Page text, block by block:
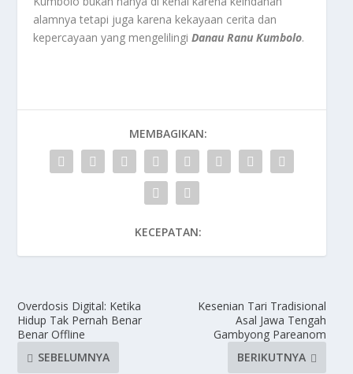
alamnya tetapi juga karena kekayaan cerita dan
kepercayaan yang mengelilingiDanau Ranu Kumbolo.
MEMBAGIKAN:
KECEPATAN:
Overdosis Digital: Ketika
Hidup Tak Pernah Benar
Benar Offline
SEBELUMNYA
Kesenian Tari Tradisional
Asal Jawa Tengah
Gambyong Pareanom
BERIKUTNYA